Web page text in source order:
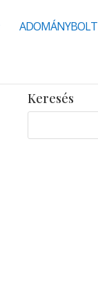
ADOMÁNYBOLT
Keresés